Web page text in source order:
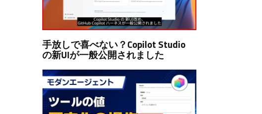
手放しで喜べない？Copilot Studio
の新UIが一般公開されました